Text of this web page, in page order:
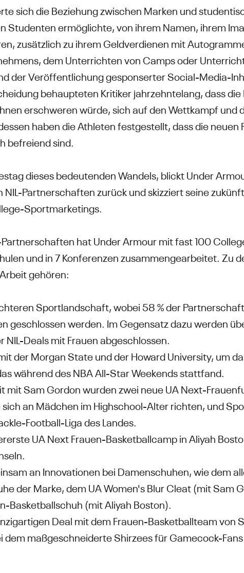
sich die Beziehung zwischen Marken und
Studenten ermöglichte, von ihrem Namen, ihrem
zusätzlich zu ihrem Geldverdienen mit
dem Unterrichten von Camps oder
der Veröffentlichung gesponserter Social-Media-
behaupteten Kritiker jahrzehntelang, dass
erschweren würde, sich auf den Wettkampf und
haben die Athleten festgestellt, dass die neuen
befreiend sind.
dieses bedeutenden Wandels, blickt Under
NIL-Partnerschaften zurück und skizziert seine
Sportmarketings.
Partnerschaften hat Under Armour mit fast 100
und in 7 Konferenzen zusammengearbeitet. Zu
gehören:
Sportlandschaft, wobei 58 % der
geschlossen werden. Im Gegensatz dazu werden
NIL-Deals mit Frauen abgeschlossen.
der Morgan State und der Howard University, um
während des NBA All-Star Weekends stattfand.
mit Sam Gordon wurden zwei neue UA Next-
sich an Mädchen im Highschool-Alter richten, und
Football-Liga des Landes.
UA Next Frauen-Basketballcamp in Aliyah
an Innovationen bei Damenschuhen, wie dem
der Marke, dem UA Women's Blur Cleat (mit Sam
Basketballschuh (mit Aliyah Boston).
Deal mit dem Frauen-Basketballteam von
dem maßgeschneiderte Shirzees für Gamecock-